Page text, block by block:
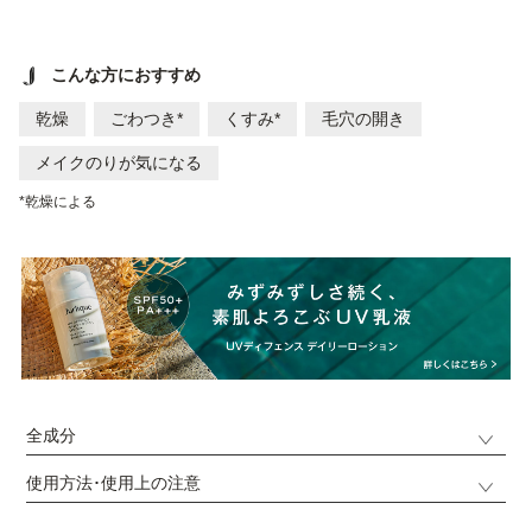
こんな方におすすめ
乾燥 ごわつき* くすみ* 毛穴の開き
メイクのりが気になる
*乾燥による
全成分
使用方法･使用上の注意